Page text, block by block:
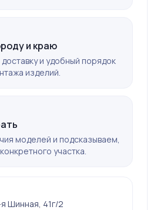
и краю
и удобный порядок
изделий.
моделей и подсказываем,
участка.
Шинная, 41г/2